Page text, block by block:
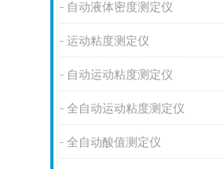
自动液体密度测定仪
运动粘度测定仪
自动运动粘度测定仪
全自动运动粘度测定仪
全自动酸值测定仪